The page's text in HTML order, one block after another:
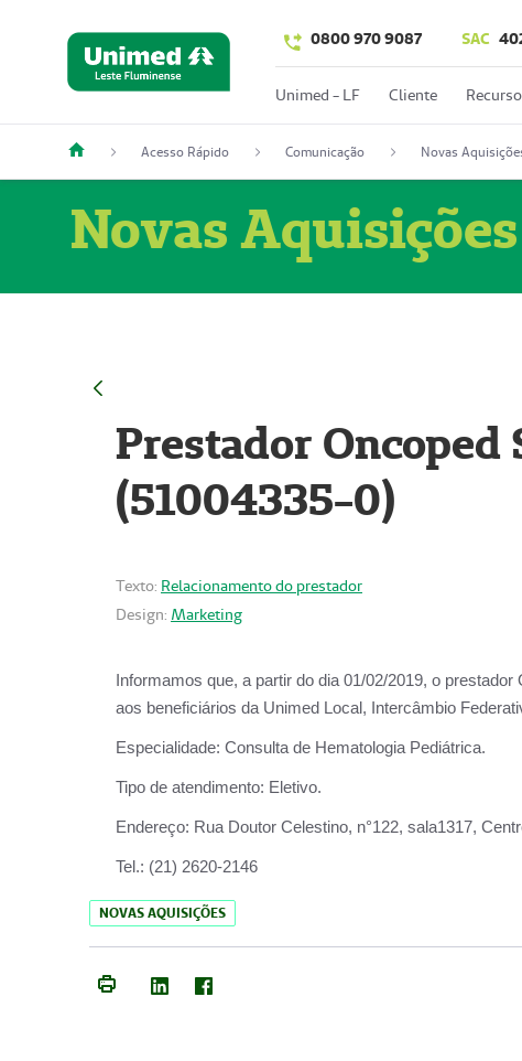
0800 970 9087 SAC
Unimed - LF Cliente
Acesso Rápido Comunicação Novas
Novas Aquisições
Prestador
(51004335-0)
Texto: Relacionamento do prestador
Design: Marketing
Informamos que, a partir do dia 01/02/2019, o prestador
aos beneficiários da Unimed Local, Intercâmbio
Especialidade: Consulta de Hematologia Pediátrica.
Tipo de atendimento: Eletivo.
Endereço: Rua Doutor Celestino, n°122, sala1317,
Tel.: (21) 2620-2146
NOVAS AQUISIÇÕES